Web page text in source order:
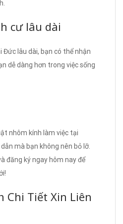
cư lâu dài
Đức lâu dài, bạn có thể nhận
dễ dàng hơn trong việc sống
nhôm kính làm việc tại
mà bạn không nên bỏ lỡ.
đăng ký ngay hôm nay để
Chi Tiết Xin Liên